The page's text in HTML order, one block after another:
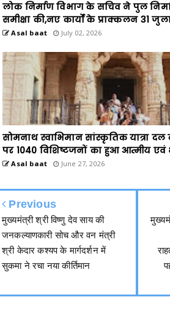
लोक निर्माण विभाग के सचिव ने पुल
समीक्षा की,नए कार्यों के प्राक्कलन 31
Asal baat July 02, 2026
सोमनाथ स्वाभिमान सांस्कृतिक यात्रा
पर 1040 विशिष्टजनों का हुआ आत्मीय एवं
Asal baat June 27, 2026
Previous
मुख्यमंत्री श्री विष्णु देव साय की
जनकल्याणकारी सोच और वन मंत्री
श्री केदार कश्यप के मार्गदर्शन में
सुकमा ने रचा नया कीर्तिमान